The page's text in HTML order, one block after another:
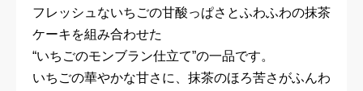
フレッシュないちごの甘酸っぱさとふわふわの抹茶
ケーキを組み合わせた
“いちごのモンブラン仕立て”の一品です。
いちごの華やかな甘さに、抹茶のほろ苦さがふんわ